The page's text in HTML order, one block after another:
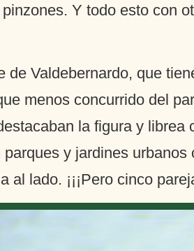
Y todo esto con
Valdebernardo, que
menos concurrido del
la figura y
y jardines
lado. ¡¡¡Pero cinco